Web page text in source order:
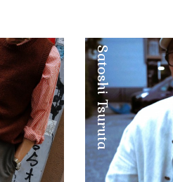
Satoshi Tsuruta